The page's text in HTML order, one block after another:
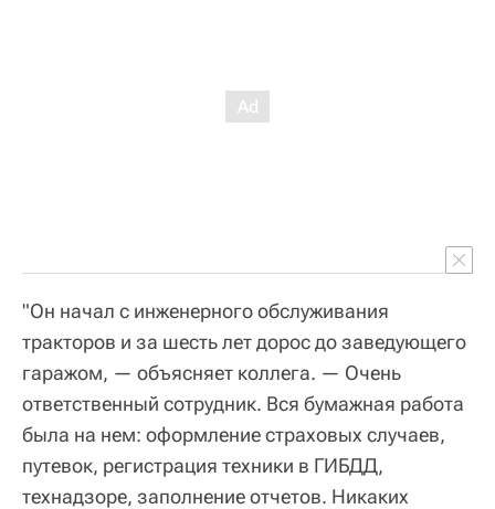
"Он начал с инженерного обслуживания
тракторов и за шесть лет дорос до заведующего
гаражом, — объясняет коллега. — Очень
ответственный сотрудник. Вся бумажная работа
была на нем: оформление страховых случаев,
путевок, регистрация техники в ГИБДД,
технадзоре, заполнение отчетов. Никаких